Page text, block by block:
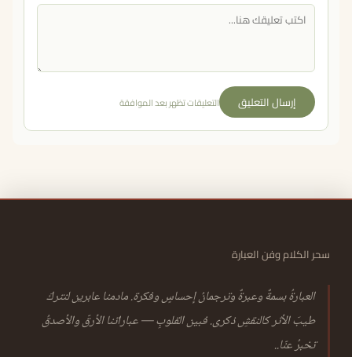
إرسال التعليق التعليقات تظهر بعد الموافقة
سحر الكلام وفن العبارة
العبارةُ بسمةٌ وعبرةٌ وترجمانُ إحساسٍ وفكرة. مادمنا عابرين لنتركَ
طيبَ الأثر كالنقشِ ذكرى. فبين القلوبِ — عباراتنا الأرقّ والأصدقُ
تخبرُ عنّا..